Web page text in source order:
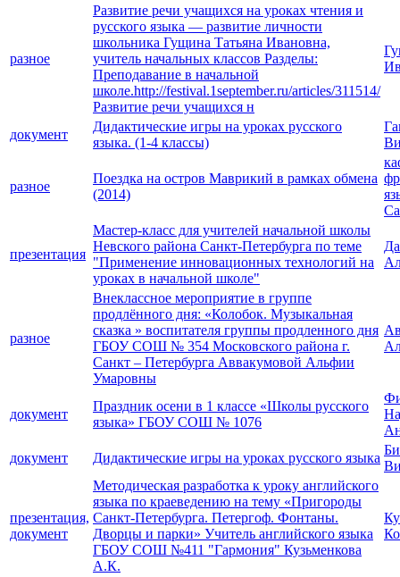
разное
Развитие речи учащихся на уроках чтения и
русского языка — развитие личности
школьника Гущина Татьяна Ивановна,
учитель начальных классов Разделы:
Преподавание в начальной
школе.http://festival.1september.ru/articles/311514/
Развитие речи учащихся н
документ
Дидактические игры на уроках русского
языка. (1-4 классы)
разное
Поездка на остров Маврикий в рамках обмена
(2014)
презентация
Мастер-класс для учителей начальной школы
Невского района Санкт-Петербурга по теме
"Применение инновационных технологий на
уроках в начальной школе"
разное
Внеклассное мероприятие в группе
продлённого дня: «Колобок. Музыкальная
сказка » воспитателя группы продленного дня
ГБОУ СОШ № 354 Московского района г.
Санкт – Петербурга Аввакумовой Альфии
Умаровны
документ
Праздник осени в 1 классе «Школы русского
языка» ГБОУ СОШ № 1076
документ
Дидактические игры на уроках русского языка
презентация,
документ
Методическая разработка к уроку английского
языка по краеведению на тему «Пригороды
Санкт-Петербурга. Петергоф. Фонтаны.
Дворцы и парки» Учитель английского языка
ГБОУ СОШ №411 "Гармония" Кузьменкова
А.К.